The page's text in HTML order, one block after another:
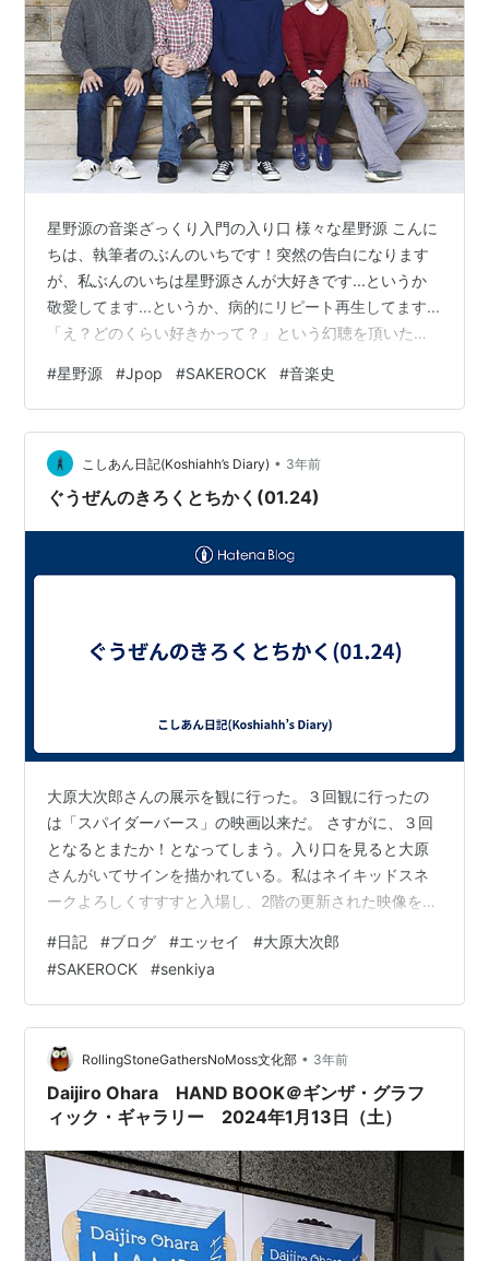
黄色い涙 オリジナル・サウンドトラック（2007年
4月） asin:B000MR9B6A
細野晴臣トリビュートアルバム -Tribute to Haruomi
Hosono-（2007年4月）asin:B000NA6P1A
極東最前線2（2008年7月）asin:B001A2UN9K
SQUARE ENIXトリビュート「More SQ」（2011年3
星野源の音楽ざっくり入門の入り口 様々な星野源 こんに
ちは、執筆者のぶんのいちです！突然の告白になります
が、私ぶんのいちは星野源さんが大好きです...というか
敬愛してます...というか、病的にリピート再生してます...
「え？どのくらい好きかって？」という幻聴を頂いたの
で全楽曲歌える(上手いとは言ってない)くらいに好きで
す。イントロクイズに関しては、シングル版かアルバム
版かが分かるくらいに好きです。 そんな星野源中毒者の
ぶんのいちですが、実はこの間の工華祭(学校の文化祭)で
ミニFM企画に携わりまして、2時間分枠を頂いて源さん
#星野源 #Jpop #SAKEROCK #音楽史
こしあん日記(Koshiahh’s Diary) • 3年前
ぐうぜんのきろくとちかく(01.24)
大原大次郎さんの展示を観に行った。３回観に行ったの
は「スパイダーバース」の映画以来だ。 さすがに、３回
となるとまたか！となってしまう。入り口を見ると大原
さんがいてサインを描かれている。私はネイキッドスネ
ークよろしくすすすと入場し、2階の更新された映像を観
た。 何度見ても、超楽しい！！！ 3回目にしてやっとお
こずかいが貯まり、やっと本がゲットできることになっ
た。 せっかくご本人もいるしサインんがほしい・・・！
結局、またか！と思われてしまうかもしれないが、もう
そっちを選ぼう。そうだ、これはもう行くしかなぁぁ
い！と1階に上がると「お！土屋くん～！」…
#日記 #ブログ #エッセイ #大原大次郎
#SAKEROCK #senkiya
RollingStoneGathersNoMoss文化部 • 3年前
Daijiro Ohara HAND BOOK＠ギンザ・グラフ
ィック・ギャラリー 2024年1月13日（土）